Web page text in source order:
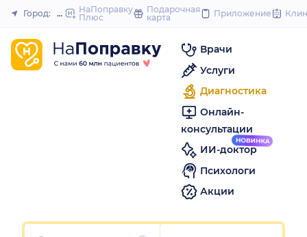
to
Закрыть
Город: Нижний Новгород
НаПоправку
Плюс
Подарочная
карта
Приложение
Врачи
Услуги
Диагностика
Онлайн-
консультации
ИИ-доктор
Психологи
Акции
Очистить